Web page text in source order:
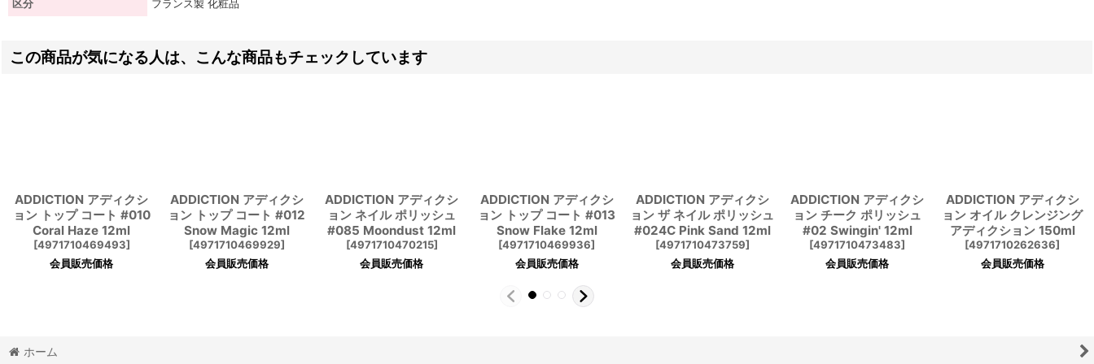
区分 フランス製 化粧品
この商品が気になる人は、こんな商品もチェックしています
ADDICTION アディクシ
ョン トップ コート #010
Coral Haze 12ml
[4971710469493]
会員販売価格
ADDICTION アディクシ
ョン トップ コート #012
Snow Magic 12ml
[4971710469929]
会員販売価格
ADDICTION アディクシ
ョン ネイル ポリッシュ
#085 Moondust 12ml
[4971710470215]
会員販売価格
ADDICTION アディクシ
ョン トップ コート #013
Snow Flake 12ml
[4971710469936]
会員販売価格
ADDICTION アディクシ
ョン ザ ネイル ポリッシュ
#024C Pink Sand 12ml
[4971710473759]
会員販売価格
ADDICTION アディクシ
ョン チーク ポリッシュ
#02 Swingin' 12ml
[4971710473483]
会員販売価格
ADDICTION アディクシ
ョン オイル クレンジング
アディクション 150ml
[4971710262636]
会員販売価格
ホーム